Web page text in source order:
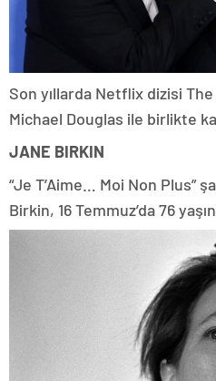
Son yıllarda Netflix dizisi
Michael Douglas ile birlikte
JANE BIRKIN
“Je T’Aime… Moi Non Plus”
Birkin, 16 Temmuz’da 76